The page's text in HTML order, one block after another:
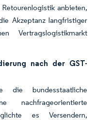
anbieten,
Akzeptanz langfristiger
Vertragslogistikmarkt
nach der GST-
die bundesstaatliche
nachfrageorientierte
es Versendern,